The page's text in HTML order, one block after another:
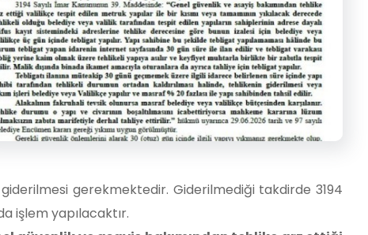
gerekmektedir. Giderilmediği takdirde 3194
işlem yapılacaktır.